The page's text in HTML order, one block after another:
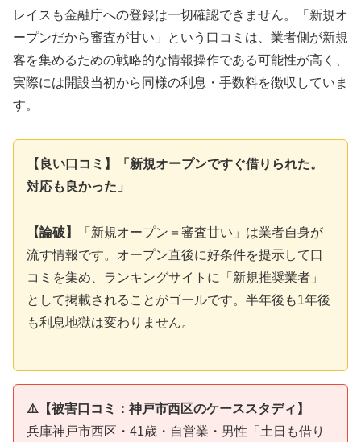
レイスも金融庁への登録は一切確認できません。「新規オ
ープンだから審査が甘い」という口コミは、業者側が新規
客を集めるための戦略的な情報操作である可能性が高く、
実際には開設当初から同様の利息・手数料を徴収していま
す。
【良い口コミ】「新規オープンですぐ借りられた。
対応も良かった」
【論破】
「新規オープン＝審査甘い」は業者自身が
流す情報です。オープン直後に好条件を提示して口
コミを集め、ランキングサイトに「新規推奨業者」
として掲載されることがゴールです。半年後も1年後
も利息地獄は変わりません。
⚠️【被害口コミ：神戸市西区のケーススタディ】
兵庫神戸市西区・41歳・自営業・男性「土日も借り